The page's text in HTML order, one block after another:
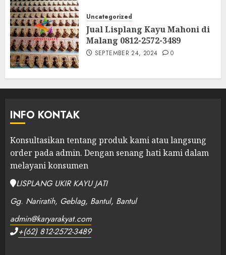
Uncategorized
Jual Lisplang Kayu Mahoni di
Malang 0812-2572-3489
SEPTEMBER 24, 2024 0
INFO KONTAK
Konsultasikan tentang produk kami atau langsung
order pada admin. Dengan senang hati kami dalam
melayani konsumen
LISPLANG UKIR KAYU JATI
Gg. Nariratih, Geblag, Bantul, Bantul
admin@karyarakyat.com
+(62) 812-2572-3489